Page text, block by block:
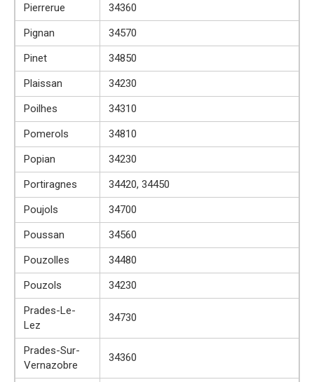
Pierrerue
34360
Pignan
34570
Pinet
34850
Plaissan
34230
Poilhes
34310
Pomerols
34810
Popian
34230
Portiragnes
34420, 34450
Poujols
34700
Poussan
34560
Pouzolles
34480
Pouzols
34230
Prades-Le-
Lez
34730
Prades-Sur-
Vernazobre
34360